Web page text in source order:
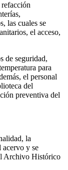
las cuales se
el acceso,
de seguridad,
para
el personal
del
preventiva del
la
acervo y se
Archivo Histórico